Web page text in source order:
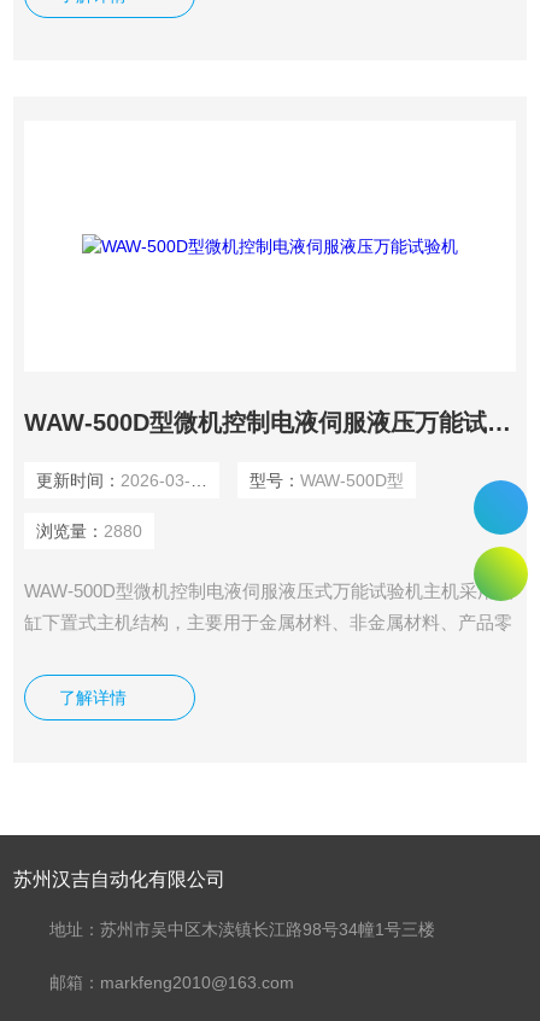
控制有较高的精度和灵敏度。该设备适用于金属、胶粘剂、管
WAW-500D型微机控制电液伺服液压万能试验机
更新时间： 2026-03-20 型号： WAW-500D型
浏览量： 2880
WAW-500D型微机控制电液伺服液压式万能试验机主机采用油
缸下置式主机结构，主要用于金属材料、非金属材料、产品零
验。 本系列试验机若增配环境装置还可做该环境下的材料拉
伸、压缩及弯曲试验。例如：高温拉伸、低温拉伸、压缩等试
了解详情
苏州汉吉自动化有限公司
地址：苏州市吴中区木渎镇长江路98号34幢1号三楼
邮箱：markfeng2010@163.com